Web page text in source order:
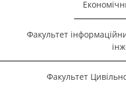
Факультет
Факультет